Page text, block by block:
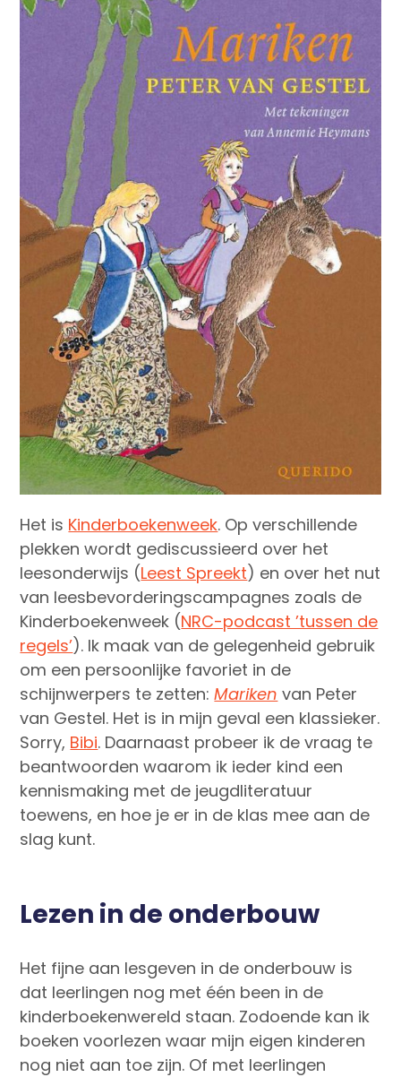
Het is Kinderboekenweek. Op verschillende
plekken wordt gediscussieerd over het
leesonderwijs (Leest Spreekt) en over het nut
van leesbevorderingscampagnes zoals de
Kinderboekenweek (NRC-podcast ’tussen de
regels’). Ik maak van de gelegenheid gebruik
om een persoonlijke favoriet in de
schijnwerpers te zetten:Mariken van Peter
van Gestel. Het is in mijn geval een klassieker.
Sorry, Bibi. Daarnaast probeer ik de vraag te
beantwoorden waarom ik ieder kind een
kennismaking met de jeugdliteratuur
toewens, en hoe je er in de klas mee aan de
slag kunt.
Lezen in de onderbouw
Het fijne aan lesgeven in de onderbouw is
dat leerlingen nog met één been in de
kinderboekenwereld staan. Zodoende kan ik
boeken voorlezen waar mijn eigen kinderen
nog niet aan toe zijn. Of met leerlingen